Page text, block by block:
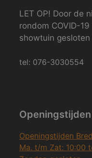
LET OP! Door de
rondom COVID-
showtuin
tel: 076-3030554
Openingstijden
Openingstijden
Ma. t/m Zat: 10:00